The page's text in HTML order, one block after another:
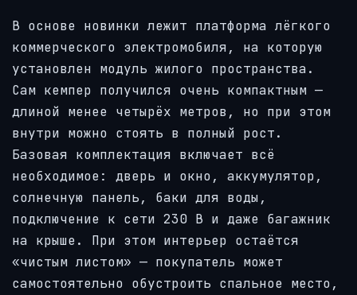
В основе новинки лежит платформа лёгкого
коммерческого электромобиля, на которую
установлен модуль жилого пространства.
Сам кемпер получился очень компактным —
длиной менее четырёх метров, но при этом
внутри можно стоять в полный рост.
Базовая комплектация включает всё
необходимое: дверь и окно, аккумулятор,
солнечную панель, баки для воды,
подключение к сети 230 В и даже багажник
на крыше. При этом интерьер остаётся
«чистым листом» — покупатель может
самостоятельно обустроить спальное место,